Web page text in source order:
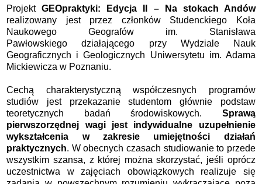
ProjektGEOpraktyki: Edycja II – Na stokach Andów
realizowany jest przez członków Studenckiego Koła
Naukowego Geografów im. Stanisława
Pawłowskiego działającego przy Wydziale Nauk
Geograficznych i Geologicznych Uniwersytetu im. Adama
Mickiewicza w Poznaniu.
Cechą charakterystyczną współczesnych programów
studiów jest przekazanie studentom głównie podstaw
teoretycznych badań środowiskowych. Sprawą
pierwszorzędnej wagi jest indywidualne uzupełnienie
wykształcenia w zakresie umiejętności działań
praktycznych. W obecnych czasach studiowanie to przede
wszystkim szansa, z której można skorzystać, jeśli oprócz
uczestnictwa w zajęciach obowiązkowych realizuje się